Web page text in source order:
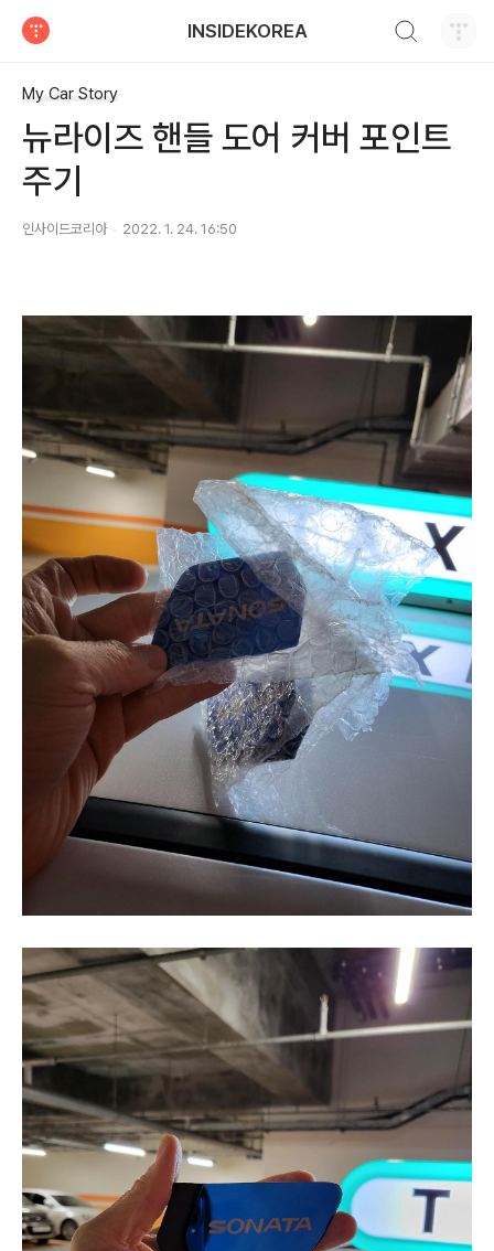
INSIDEKOREA
My Car Story
뉴라이즈 핸들 도어 커버 포인트
주기
인사이드코리아 2022. 1. 24. 16:50